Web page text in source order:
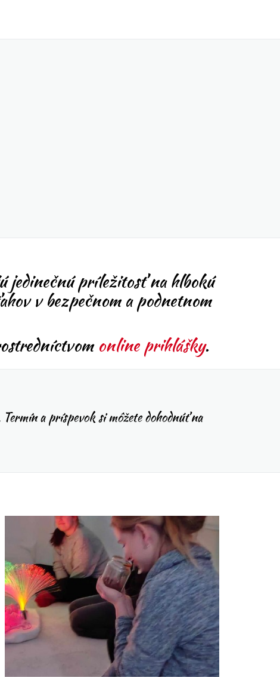
jedinečnú príležitosť na hlbokú
v bezpečnom a podnetnom
online prihlášky.
a príspevok si môžete dohodnúť na